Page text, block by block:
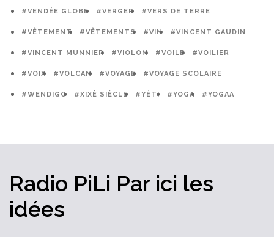
#VENDÉE GLOBE #VERGER #VERS DE TERRE
#VÊTEMENT #VÊTEMENTS #VIN #VINCENT GAUDIN
#VINCENT MUNNIER #VIOLON #VOILE #VOILIER
#VOIX #VOLCAN #VOYAGE #VOYAGE SCOLAIRE
#WENDIGO #XIXÈ SIÈCLE #YÉTI #YOGA #YOGAA
Radio PiLi Par ici les
idées